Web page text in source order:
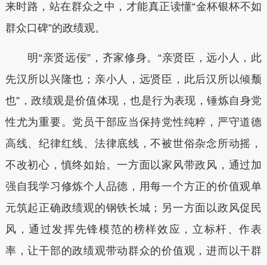
来时路，站在群众之中，才能真正读懂“金杯银杯不如
群众口碑”的政绩观。
明“亲贤远佞”，齐家修身。“亲贤臣，远小人，此
先汉所以兴隆也；亲小人，远贤臣，此后汉所以倾颓
也”，政绩观是价值体现，也是行为表现，锤炼自身党
性尤为重要。党员干部应当保持党性纯粹，严守道德
高线、纪律红线、法律底线，不被世俗杂念所动摇，
不改初心，慎终如始。一方面以家风带政风，通过加
强自我学习修炼个人品德，用每一个方正的价值观单
元筑起正确政绩观的钢铁长城；另一方面以政风促民
风，通过发挥先锋模范的榜样效应，立标杆、作表
率，让干部的政绩观带动群众的价值观，进而以干群